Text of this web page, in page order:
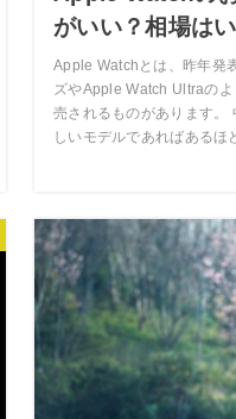
がいい？相場は
Apple Watchとは、昨年発
ズやApple Watch Ultraの
売されるものがあります。
しいモデルであればあるほ